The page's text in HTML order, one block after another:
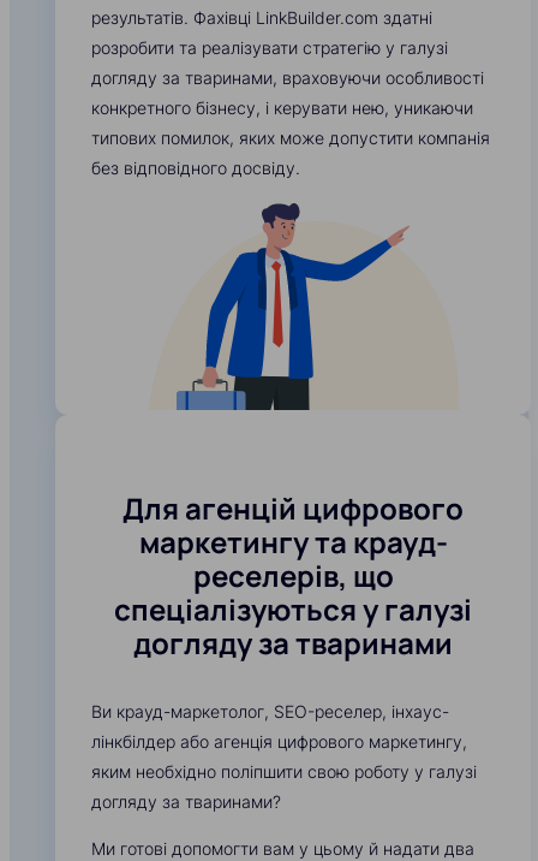
результатів. Фахівці LinkBuilder.com здатні
розробити та реалізувати стратегію у галузі
догляду за тваринами, враховуючи особливості
конкретного бізнесу, і керувати нею, уникаючи
типових помилок, яких може допустити компанія
без відповідного досвіду.
Для агенцій цифрового
маркетингу та крауд-
реселерів, що
спеціалізуються у галузі
догляду за тваринами
Ви крауд-маркетолог, SEO-реселер, інхаус-
лінкбілдер або агенція цифрового маркетингу,
яким необхідно поліпшити свою роботу у галузі
догляду за тваринами?
Ми готові допомогти вам у цьому й надати два